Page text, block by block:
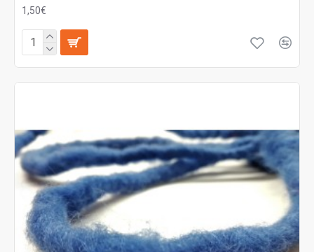
1,50€